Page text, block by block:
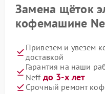
Замена щёток
кофемашине
Привезем и увезем
доставкой
Гарантия на наши
Neff до 3-х лет
Срочный ремонт